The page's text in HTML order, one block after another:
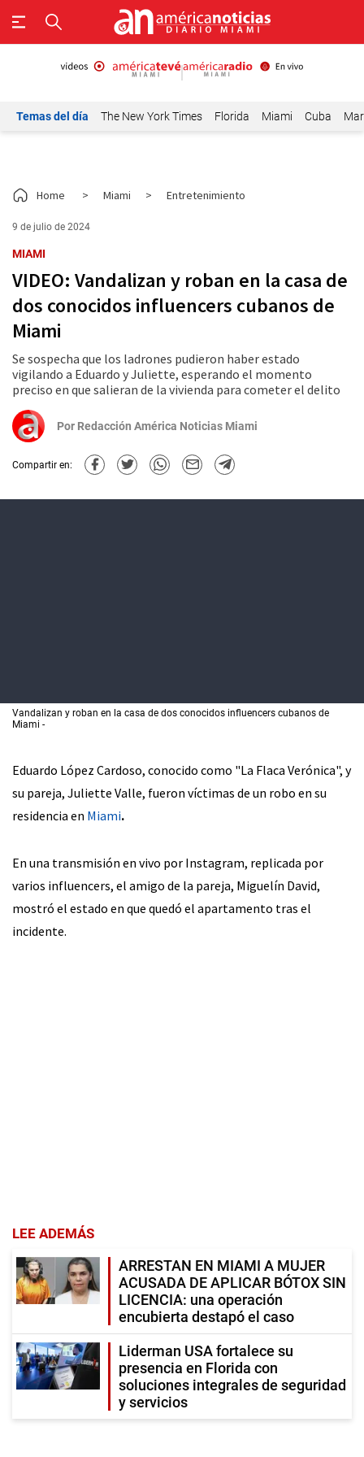
Temas del día The New York Times Florida Miami Cuba
Home > Miami > Entretenimiento
9 de julio de 2024
MIAMI
VIDEO: Vandalizan y roban en la casa de
dos conocidos influencers cubanos de
Miami
Se sospecha que los ladrones pudieron haber estado
vigilando a Eduardo y Juliette, esperando el momento
preciso en que salieran de la vivienda para cometer el delito
Por Redacción América Noticias Miami
Compartir en:
Vandalizan y roban en la casa de dos conocidos influencers cubanos de
Miami
Eduardo López Cardoso, conocido como "La Flaca Verónica", y
su pareja, Juliette Valle, fueron víctimas de un robo en su
residencia en Miami.
En una transmisión en vivo por Instagram, replicada por
varios influencers, el amigo de la pareja, Miguelín David,
mostró el estado en que quedó el apartamento tras el
incidente.
LEE ADEMÁS
ARRESTAN EN MIAMI A MUJER
ACUSADA DE APLICAR BÓTOX SIN
LICENCIA: una operación
encubierta destapó el caso
Liderman USA fortalece su
presencia en Florida con
soluciones integrales de seguridad
y servicios